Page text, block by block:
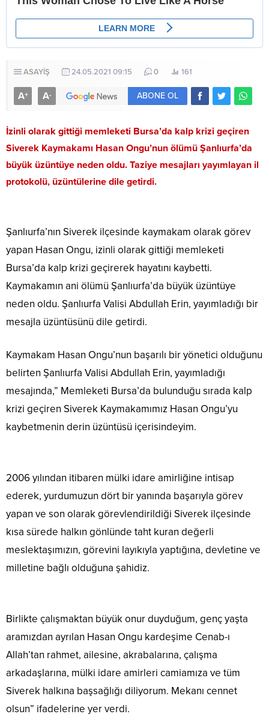
ASAYİŞ 24.05.2021 09:15 0 161
A+ A- ABONE OL
İzinli olarak gittiği memleketi Bursa’da kalp krizi geçiren
Siverek Kaymakamı Hasan Ongu’nun ölümü Şanlıurfa’da
büyük üzüntüye neden oldu. Taziye mesajları yayımlayan il
protokolü, üzüntülerine dile getirdi.
Şanlıurfa’nın Siverek ilçesinde kaymakam olarak görev
yapan Hasan Ongu, izinli olarak gittiği memleketi
Bursa’da kalp krizi geçirerek hayatını kaybetti.
Kaymakamın ani ölümü Şanlıurfa’da büyük üzüntüye
neden oldu. Şanlıurfa Valisi Abdullah Erin, yayımladığı bir
mesajla üzüntüsünü dile getirdi.
Kaymakam Hasan Ongu’nun başarılı bir yönetici olduğunu
belirten Şanlıurfa Valisi Abdullah Erin, yayımladığı
mesajında,” Memleketi Bursa’da bulunduğu sırada kalp
krizi geçiren Siverek Kaymakamımız Hasan Ongu’yu
kaybetmenin derin üzüntüsü içerisindeyim.
2006 yılından itibaren mülki idare amirliğine intisap
ederek, yurdumuzun dört bir yanında başarıyla görev
yapan ve son olarak görevlendirildiği Siverek ilçesinde
kısa sürede halkın gönlünde taht kuran değerli
meslektaşımızın, görevini layıkıyla yaptığına, devletine ve
milletine bağlı olduğuna şahidiz.
Birlikte çalışmaktan büyük onur duyduğum, genç yaşta
aramızdan ayrılan Hasan Ongu kardeşime Cenab-ı
Allah’tan rahmet, ailesine, akrabalarına, çalışma
arkadaşlarına, mülki idare amirleri camiamıza ve tüm
Siverek halkına başsağlığı diliyorum. Mekanı cennet
olsun” ifadelerine yer verdi.